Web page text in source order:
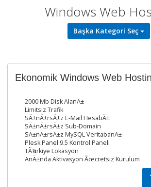
Windows Web
Başka Kategori Seç
Ekonomik Windows Web
2000 Mb Disk AlanÄ±
Limitsiz Trafik
SÄ±nÄ±rsÄ±z E-Mail HesabÄ±
SÄ±nÄ±rsÄ±z Sub-Domain
SÄ±nÄ±rsÄ±z MySQL VeritabanÄ±
Plesk Panel 9.5 Kontrol Paneli
TÃ¼rkiye Lokasyon
AnÄ±nda Aktivasyon Ãœcretsiz Kurulum